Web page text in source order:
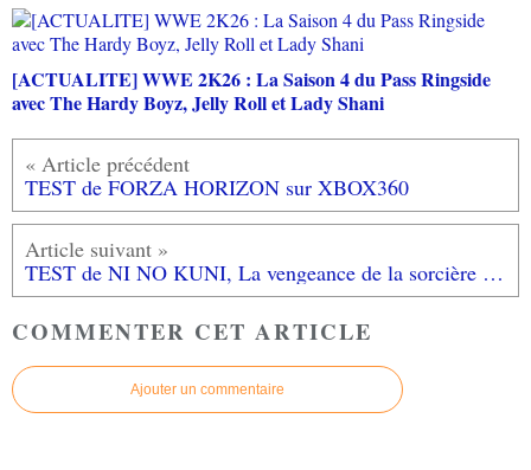
[ACTUALITE] WWE 2K26 : La Saison 4 du Pass Ringside
avec The Hardy Boyz, Jelly Roll et Lady Shani
TEST de FORZA HORIZON sur XBOX360
TEST de NI NO KUNI, La vengeance de la sorcière céleste: vive les studios Ghibli!!! (testé sur Playstation 3)
COMMENTER CET ARTICLE
Ajouter un commentaire